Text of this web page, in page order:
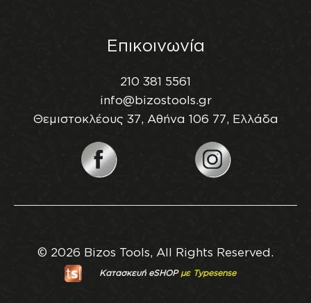
Επικοινωνία
210 381 5561
info@bizostools.gr
Θεμιστοκλέους 37, Αθήνα 106 77, Ελλάδα
© 2026 Bizos Tools, All Rights Reserved.
Κατασκευή eSHOPμε Typesense